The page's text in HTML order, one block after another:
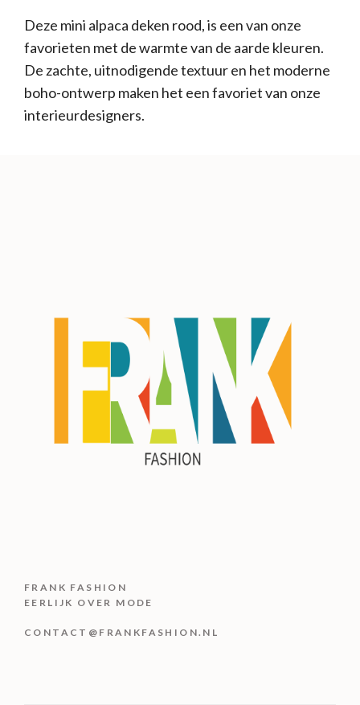
Deze mini alpaca deken rood, is een van onze
favorieten met de warmte van de aarde kleuren.
De zachte, uitnodigende textuur en het moderne
boho-ontwerp maken het een favoriet van onze
interieurdesigners.
FRANK FASHION
EERLIJK OVER MODE
CONTACT@FRANKFASHION.NL